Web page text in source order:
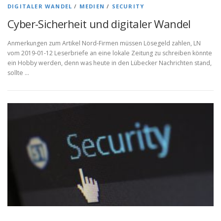
DIGITALER WANDEL / MEDIEN / SECURITY
Cyber-Sicherheit und digitaler Wandel
Anmerkungen zum Artikel Nord-Firmen müssen Lösegeld zahlen, LN
vom 2019-01-12 Leserbriefe an eine lokale Zeitung zu schreiben könnte
ein Hobby werden, denn was heute in den Lübecker Nachrichten stand,
sollte …